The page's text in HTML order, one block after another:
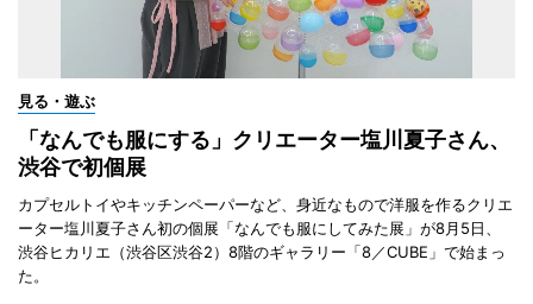
見る・遊ぶ
「なんでも服にする」クリエーター塩川夏子さん、
渋谷で初個展
カプセルトイやキッチンペーパーなど、身近なもので洋服を作るクリエ
ーター塩川夏子さん初の個展「なんでも服にしてみた展」が8月5日、
渋谷ヒカリエ（渋谷区渋谷2）8階のギャラリー「8／CUBE」で始まっ
た。